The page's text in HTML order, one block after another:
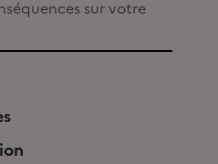
sur votre